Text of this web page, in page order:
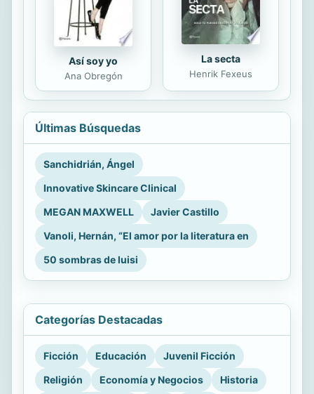
Así soy yo
Ana Obregón
La secta
Henrik Fexeus
Últimas Búsquedas
Sanchidrián, Ángel
Innovative Skincare Clinical
MEGAN MAXWELL
Javier Castillo
Vanoli, Hernán, “El amor por la literatura en
50 sombras de luisi
Categorías Destacadas
Ficción Educación
Juvenil Ficción
Religión
Economía y Negocios Historia